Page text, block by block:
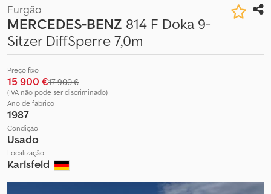
Furgão
MERCEDES-BENZ 814 F Doka 9-
Sitzer DiffSperre 7,0m
Preço fixo
15 900 €17 900 €
(IVA não pode ser discriminado)
Ano de fabrico
1987
Condição
Usado
Localização
Karlsfeld